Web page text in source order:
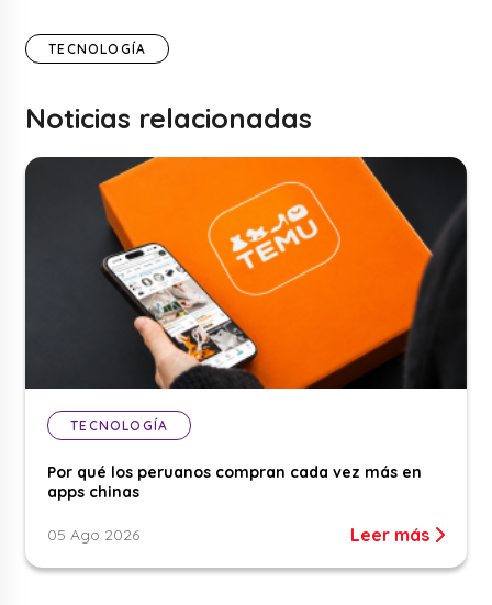
TECNOLOGÍA
Noticias relacionadas
TECNOLOGÍA
Por qué los peruanos compran cada vez más en
apps chinas
05 Ago 2026 Leer más